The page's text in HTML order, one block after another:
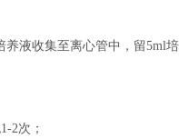
养液收集至离心管中，留5ml
2次；